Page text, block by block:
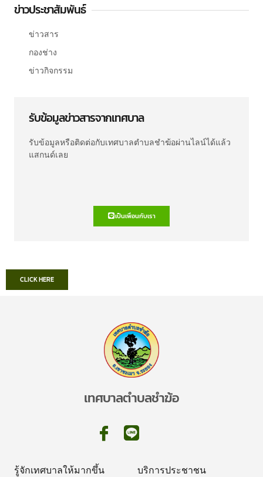
ข่าวประชาสัมพันธ์
ข่าวสาร
กองช่าง
ข่าวกิจกรรม
รับข้อมูลข่าวสารจากเทศบาล
รับข้อมูลหรือติดต่อกับเทศบาลตำบลชำฆ้อผ่านไลน์ได้แล้ว
แสกนด์เลย
เป็นเพื่อนกับเรา
CLICK HERE
เทศบาลตำบลชำฆ้อ
รู้จักเทศบาลให้มากขึ้น บริการประชาชน